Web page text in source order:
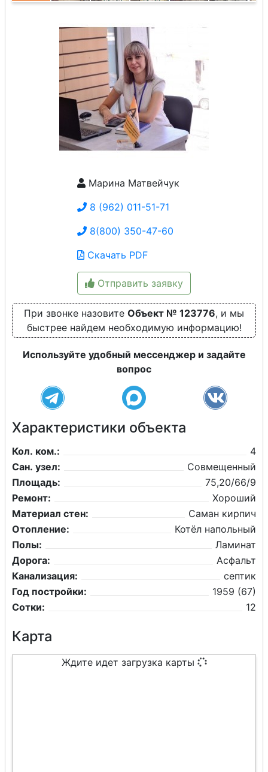
Марина Матвейчук
8 (962) 011-51-71
8(800) 350-47-60
Скачать PDF
Отправить заявку
При звонке назовите Объект № 123776, и мы
быстрее найдем необходимую информацию!
Используйте удобный мессенджер и задайте
вопрос
Характеристики объекта
Кол. ком.:
4
Сан. узел:
Совмещенный
Площадь:
75,20/66/9
Ремонт:
Хороший
Материал стен:
Саман кирпич
Отопление:
Котёл напольный
Полы:
Ламинат
Дорога:
Асфальт
Канализация:
септик
Год постройки:
1959 (67)
Сотки:
12
Карта
Ждите идет загрузка карты